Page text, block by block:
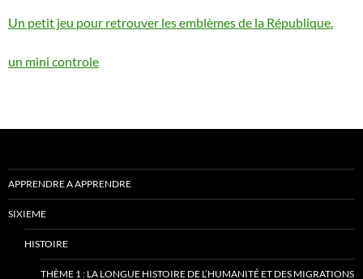
Un petit jeu pour retrouver les emblèmes de la République.
un mini controle
APPRENDRE A APPRENDRE
SIXIEME
HISTOIRE
THÈME 1 : LA LONGUE HISTOIRE DE L’HUMANITÉ ET DES MIGRATIONS